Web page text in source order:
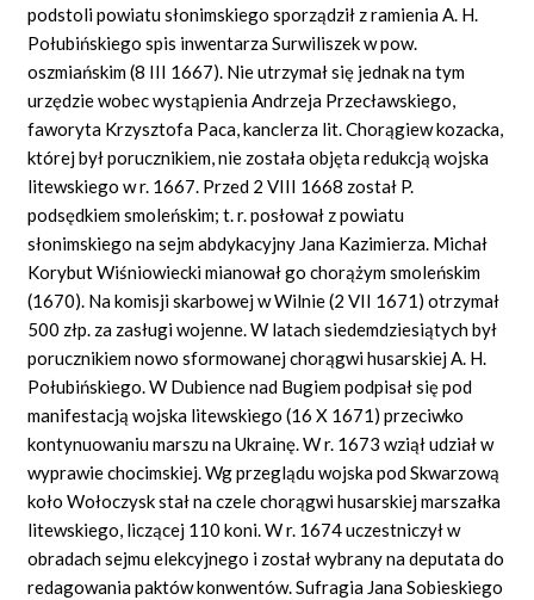
podstoli powiatu słonimskiego sporządził z ramienia A. H.
Połubińskiego spis inwentarza Surwiliszek w pow.
oszmiańskim (8 III 1667). Nie utrzymał się jednak na tym
urzędzie wobec wystąpienia Andrzeja Przecławskiego,
faworyta Krzysztofa Paca, kanclerza lit. Chorągiew kozacka,
której był porucznikiem, nie została objęta redukcją wojska
litewskiego w r. 1667. Przed 2 VIII 1668 został P.
podsędkiem smoleńskim; t. r. posłował z powiatu
słonimskiego na sejm abdykacyjny Jana Kazimierza. Michał
Korybut Wiśniowiecki mianował go chorążym smoleńskim
(1670). Na komisji skarbowej w Wilnie (2 VII 1671) otrzymał
500 złp. za zasługi wojenne. W latach siedemdziesiątych był
porucznikiem nowo sformowanej chorągwi husarskiej A. H.
Połubińskiego. W Dubience nad Bugiem podpisał się pod
manifestacją wojska litewskiego (16 X 1671) przeciwko
kontynuowaniu marszu na Ukrainę. W r. 1673 wziął udział w
wyprawie chocimskiej. Wg przeglądu wojska pod Skwarzową
koło Wołoczysk stał na czele chorągwi husarskiej marszałka
litewskiego, liczącej 110 koni. W r. 1674 uczestniczył w
obradach sejmu elekcyjnego i został wybrany na deputata do
redagowania paktów konwentów. Sufragia Jana Sobieskiego